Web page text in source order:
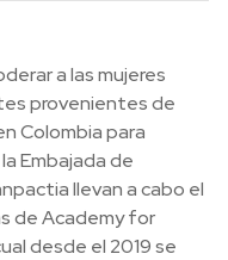
a las mujeres
provenientes de
Colombia para
Embajada de
llevan a cabo el
de Academy for
desde el 2019 se